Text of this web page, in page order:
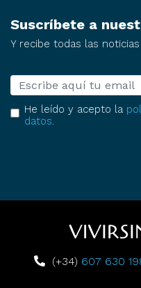
Suscríbete a
Y recibe todas las
E-mail
He leído y acepto la
datos.
(+34) 607 630